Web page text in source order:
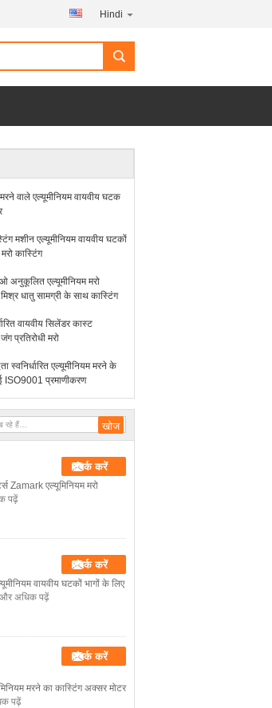
Hindi
वाले एल्यूमीनियम वायवीय घटक
मशीन एल्यूमीनियम वायवीय घटकों
कास्टिंग
अनुकूलित एल्यूमीनियम मरो
धातु सामग्री के साथ कास्टिंग
वायवीय सिलेंडर कास्ट
प्रतिरोधी मरो
स्वनिर्धारित एल्यूमीनियम मरने के
ISO9001 प्रमाणीकरण
संपर्क करें
Zamark एल्यूमिनियम मरो
पढ़ें
संपर्क करें
वायवीय घटकों भागों के लिए
और अधिक पढ़ें
संपर्क करें
मरने का कास्टिंग अक्सर मोटर
पढ़ें